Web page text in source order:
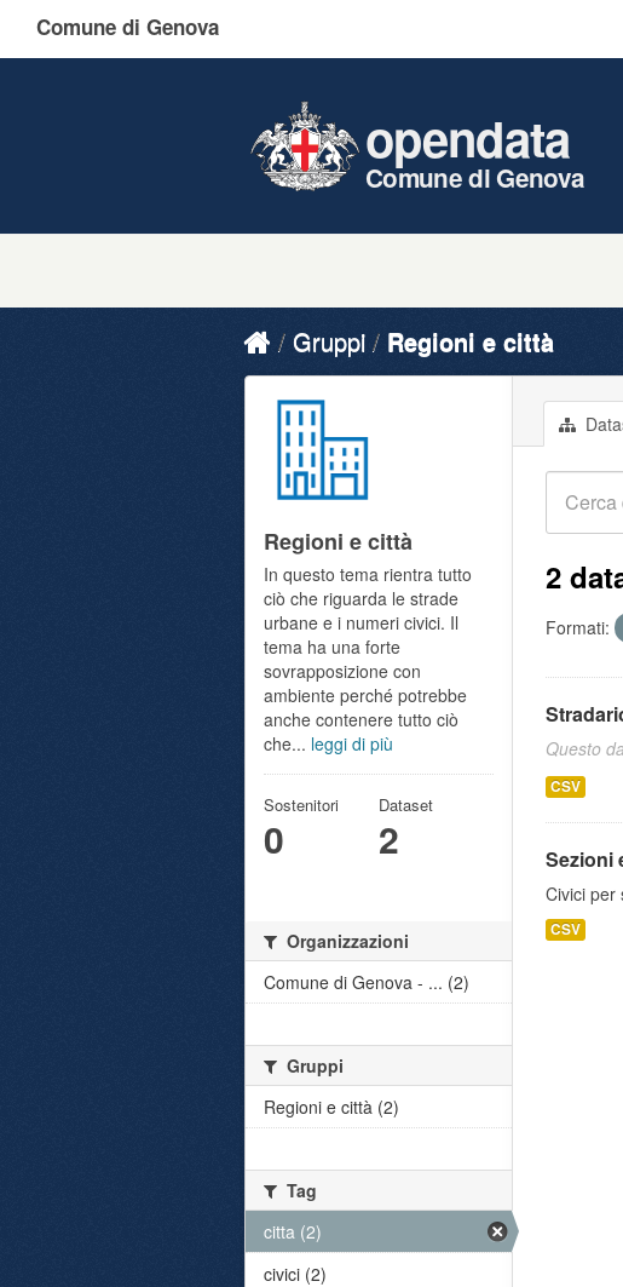
Comune di Genova
opendata
Comune di Genova
Gruppi Regioni e città
2
Formati:
Questo
CSV
Sezioni
Civici per
CSV
Regioni e città
In questo tema rientra tutto
ciò che riguarda le strade
urbane e i numeri civici. Il
tema ha una forte
sovrapposizione con
ambiente perché potrebbe
anche contenere tutto ciò
che... leggi di più
Sostenitori
0
Dataset
2
Organizzazioni
Comune di Genova - ... (2)
Gruppi
Regioni e città (2)
Tag
citta (2)
civici (2)